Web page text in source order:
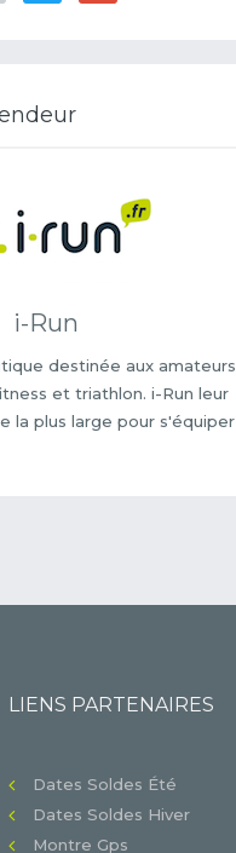
i-Run
destinée aux amateurs
et triathlon. i-Run leur
la plus large pour s'équiper
LIENS PARTENAIRES
Dates Soldes Été
Dates Soldes Hiver
Montre Gps